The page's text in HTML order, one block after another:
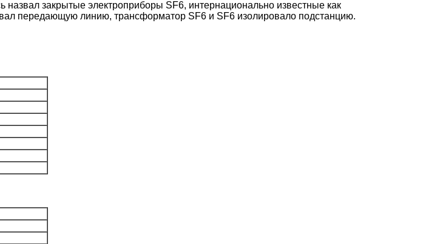
закрытые электроприборы SF6, интернационально известные как
передающую линию, трансформатор SF6 и SF6 изолировало подстанцию.